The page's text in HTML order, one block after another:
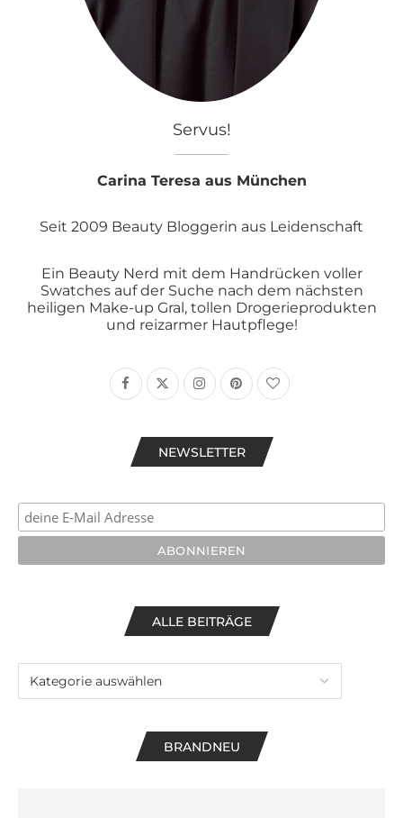
Servus!
Carina Teresa aus München
Seit 2009 Beauty Bloggerin aus Leidenschaft
Ein Beauty Nerd mit dem Handrücken voller
Swatches auf der Suche nach dem nächsten
heiligen Make-up Gral, tollen Drogerieprodukten
und reizarmer Hautpflege!
NEWSLETTER
ALLE BEITRÄGE
BRANDNEU